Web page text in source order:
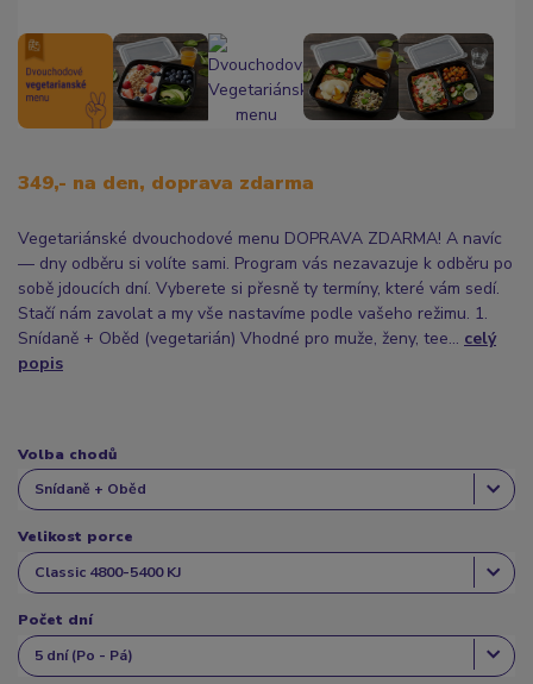
349,- na den, doprava zdarma
Vegetariánské dvouchodové menu DOPRAVA ZDARMA! A navíc
— dny odběru si volíte sami. Program vás nezavazuje k odběru po
sobě jdoucích dní. Vyberete si přesně ty termíny, které vám sedí.
Stačí nám zavolat a my vše nastavíme podle vašeho režimu. 1.
Snídaně + Oběd (vegetarián) Vhodné pro muže, ženy, tee... celý
popis
Volba chodů
Velikost porce
Počet dní